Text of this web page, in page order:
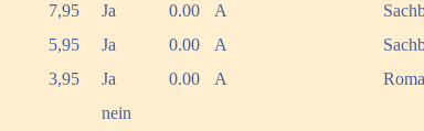
7,95 Ja 0.00 A
5,95 Ja 0.00 A
3,95 Ja 0.00 A
nein